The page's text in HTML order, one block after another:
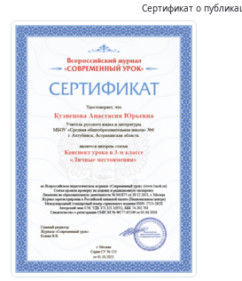
Сертификат о